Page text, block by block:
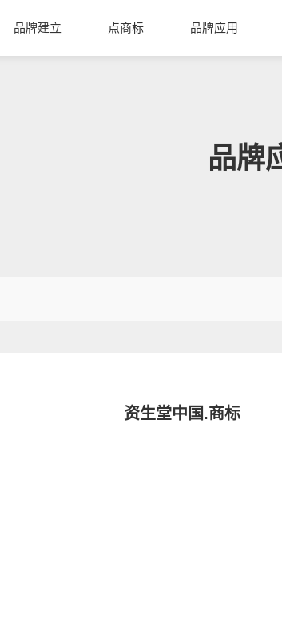
品牌建立 点商标 品牌应用
品牌
资生堂中国.商标